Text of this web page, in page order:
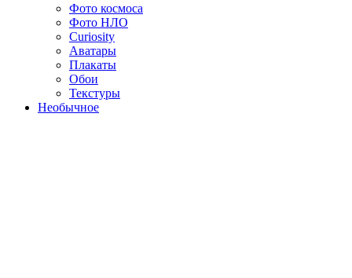
Фото космоса
Фото НЛО
Curiosity
Аватары
Плакаты
Обои
Текстуры
Необычное